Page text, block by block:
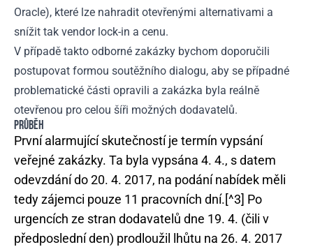
Oracle), které lze nahradit otevřenými alternativami a
snížit tak vendor lock-in a cenu.
V případě takto odborné zakázky bychom doporučili
postupovat formou soutěžního dialogu, aby se případné
problematické části opravili a zakázka byla reálně
otevřenou pro celou šíři možných dodavatelů.
PRŮBĚH
První alarmující skutečností je termín vypsání
veřejné zakázky. Ta byla vypsána 4. 4., s datem
odevzdání do 20. 4. 2017, na podání nabídek měli
tedy zájemci pouze 11 pracovních dní.[^3] Po
urgencích ze stran dodavatelů dne 19. 4. (čili v
předposlední den) prodloužil lhůtu na 26. 4. 2017